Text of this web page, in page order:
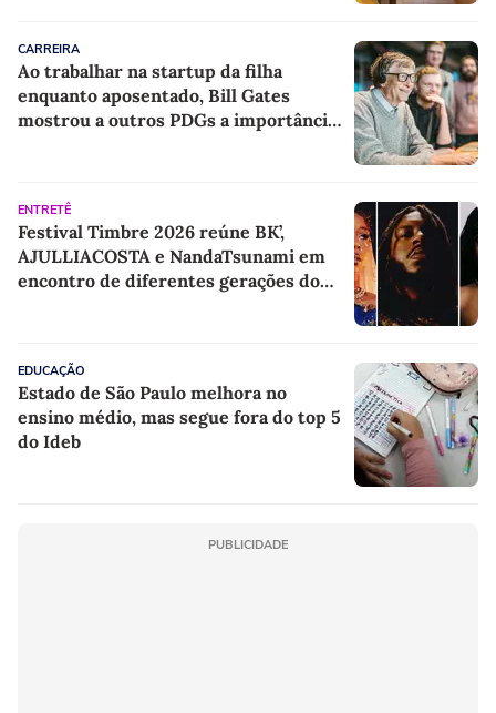
CARREIRA
Ao trabalhar na startup da filha
enquanto aposentado, Bill Gates
mostrou a outros PDGs a importância
ENTRETÊ
Festival Timbre 2026 reúne BK’,
AJULLIACOSTA e NandaTsunami em
encontro de diferentes gerações do
EDUCAÇÃO
Estado de São Paulo melhora no
ensino médio, mas segue fora do top 5
do Ideb
PUBLICIDADE